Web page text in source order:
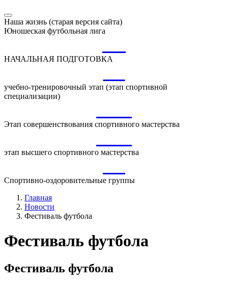
Наша жизнь (старая версия сайта)
Юношеская футбольная лига
НАЧАЛЬНАЯ ПОДГОТОВКА
учебно-тренировочный этап (этап спортивной
специализации)
Этап совершенствования спортивного мастерства
этап высшего спортивного мастерства
Спортивно-оздоровительные группы
Главная
Новости
Фестиваль футбола
Фестиваль футбола
Фестиваль футбола